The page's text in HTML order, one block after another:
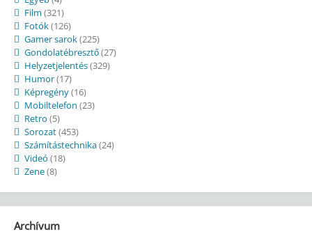
Film (321)
Fotók(126)
Gamer sarok(225)
Gondolatébresztő(27)
Helyzetjelentés(329)
Humor(17)
Képregény(16)
Mobiltelefon (23)
Retro (5)
Sorozat(453)
Számítástechnika(24)
Videó (18)
Zene(8)
Archívum